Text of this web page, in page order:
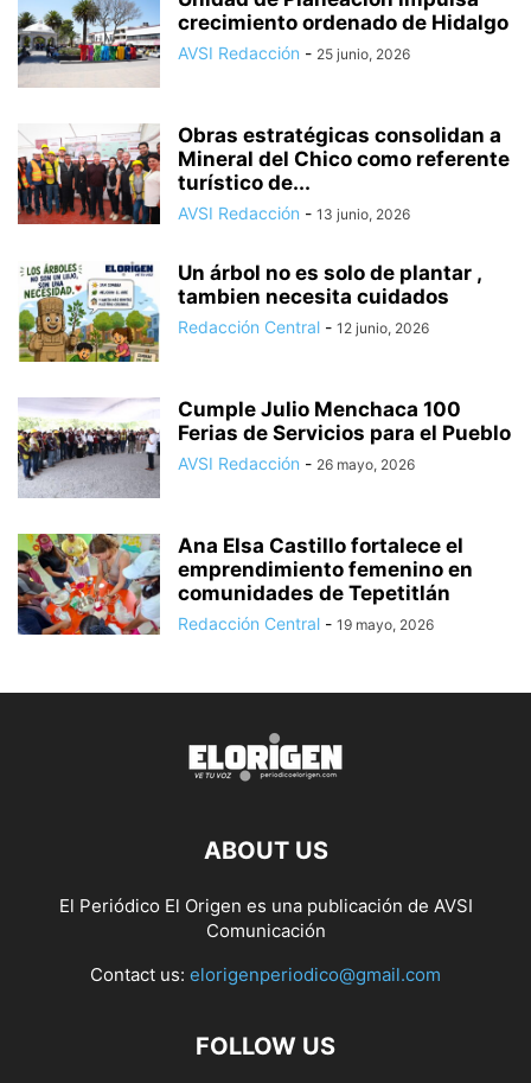
crecimiento ordenado de Hidalgo
AVSI Redacción - 25 junio, 2026
Obras estratégicas consolidan a
Mineral del Chico como referente
turístico de...
AVSI Redacción - 13 junio, 2026
Un árbol no es solo de plantar ,
tambien necesita cuidados
Redacción Central - 12 junio, 2026
Cumple Julio Menchaca 100
Ferias de Servicios para el Pueblo
AVSI Redacción - 26 mayo, 2026
Ana Elsa Castillo fortalece el
emprendimiento femenino en
comunidades de Tepetitlán
Redacción Central - 19 mayo, 2026
ABOUT US
El Periódico El Origen es una publicación de AVSI
Comunicación
Contact us: elorigenperiodico@gmail.com
FOLLOW US